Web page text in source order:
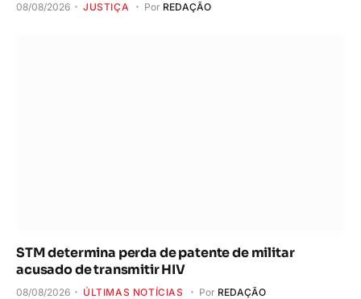
08/08/2026 JUSTIÇA Por REDAÇÃO
STM determina perda de patente de militar
acusado de transmitir HIV
08/08/2026 ÚLTIMAS NOTÍCIAS Por REDAÇÃO